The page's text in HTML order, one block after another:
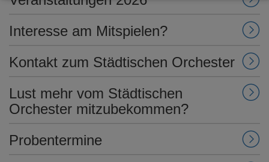
Interesse am Mitspielen?
Kontakt zum Städtischen Orchester
Lust mehr vom Städtischen
Orchester mitzubekommen?
Probentermine